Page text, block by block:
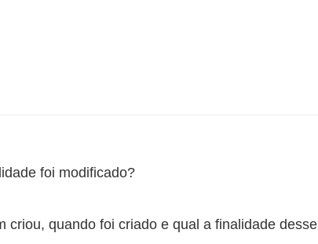
foi modificado?
criou, quando foi criado e qual a finalidade desse